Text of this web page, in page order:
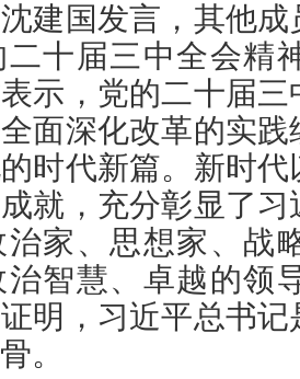
建国发言，其他
十届三中全会精
示，党的二十届
面深化改革的实
时代新篇。新时
就，充分彰显了
家、思想家、战
治智慧、卓越的领
明，习近平总书
。